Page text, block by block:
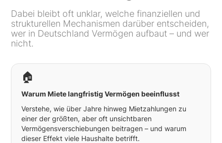
Dabei bleibt oft unklar, welche finanziellen und
strukturellen Mechanismen darüber entscheiden,
wer in Deutschland Vermögen aufbaut – und wer
nicht.
🏠
Warum Miete langfristig Vermögen beeinflusst
Verstehe, wie über Jahre hinweg Mietzahlungen zu
einer der größten, aber oft unsichtbaren
Vermögensverschiebungen beitragen – und warum
dieser Effekt viele Haushalte betrifft.